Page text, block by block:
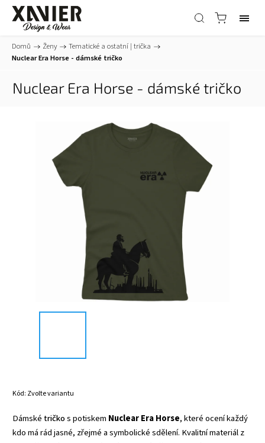
Domů / Ženy / Tematické a ostatní | trička /
Nuclear Era Horse - dámské tričko
Nuclear Era Horse - dámské tričko
Kód: Zvolte variantu
Dámské tričkos potiskem Nuclear Era Horse, které ocení každý
kdo má rád jasné, zřejmé a symbolické sdělení. Kvalitní materiál z